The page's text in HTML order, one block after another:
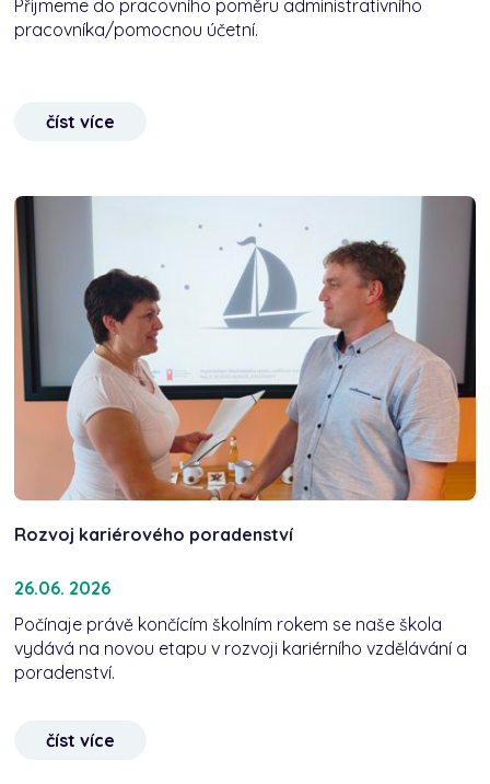
Přijmeme do pracovního poměru administrativního
pracovníka/pomocnou účetní.
číst více
Rozvoj kariérového poradenství
26.06. 2026
Počínaje právě končícím školním rokem se naše škola
vydává na novou etapu v rozvoji kariérního vzdělávání a
poradenství.
číst více